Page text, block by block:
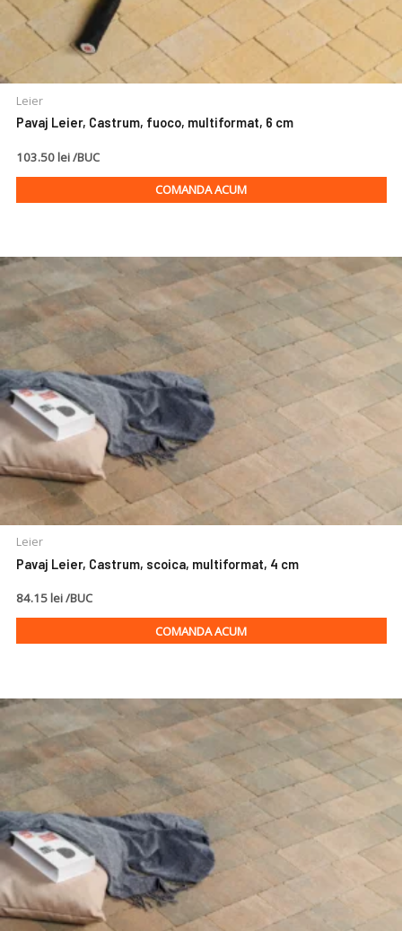
Leier
Pavaj Leier, Castrum, fuoco, multiformat, 6 cm
103.50 lei /BUC
COMANDA ACUM
Leier
Pavaj Leier, Castrum, scoica, multiformat, 4 cm
84.15 lei /BUC
COMANDA ACUM